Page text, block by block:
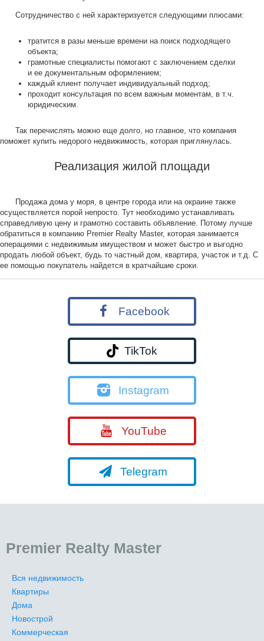
Сотрудничество с ней характеризуется следующими плюсами:
тратится в разы меньше времени на поиск подходящего
объекта;
грамотные специалисты помогают с заключением сделки
и ее документальным оформлением;
каждый клиент получает индивидуальный подход;
проходит консультация по всем важным моментам, в т.ч.
юридическим.
Так перечислять можно еще долго, но главное, что компания
поможет купить недорого недвижимость, которая приглянулась.
Реализация жилой площади
Продажа дома у моря, в центре города или на окраине также
осуществляется порой непросто. Тут необходимо устанавливать
справедливую цену и грамотно составить объявление. Потому лучше
обратиться в компанию Premier Realty Master, которая занимается
операциями с недвижимым имуществом и может быстро и выгодно
продать любой объект, будь то частный дом, квартира, участок и т.д. С
ее помощью покупатель найдется в кратчайшие сроки.
Facebook
TikTok
Instagram
YouTube
Telegram
Premier Realty Master
Вся недвижимость
Квартиры
Дома
Новострой
Коммерческая